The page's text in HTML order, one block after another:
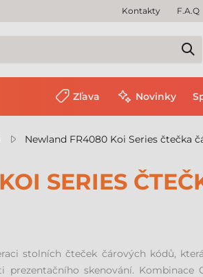
Kontakty F.A.Q
Zľava Novinky
Newland FR4080 Koi Series čtečka
SERIES
stolních čteček čárových kódů,
skenování. Kombinace